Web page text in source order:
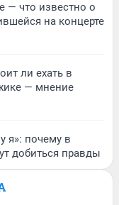
— что известно о
на концерте
ли ехать в
— мнение
я»: почему в
добиться правды